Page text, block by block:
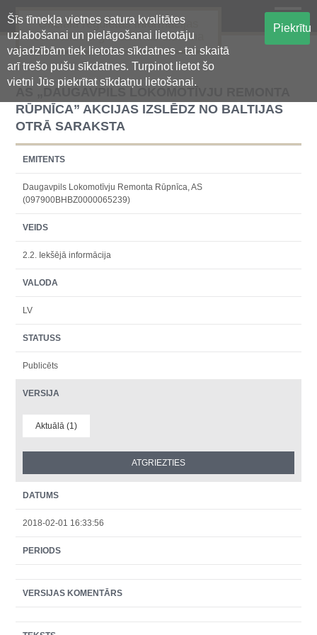
Šīs tīmekļa vietnes satura kvalitātes
uzlabošanai un pielāgošanai lietotāju
vajadzībām tiek lietotas sīkdatnes - tai skaitā
arī trešo pušu sīkdatnes. Turpinot lietot šo
vietni Jūs piekrītat sīkdatņu lietošanai.
Piekrītu
Oficiālā regulētās informācijas
centralizētā glabāšanas sistēma
AS „DAUGAVPILS LOKOMOTĪVJU REMONTA
RŪPNĪCA” AKCIJAS IZSLĒDZ NO BALTIJAS
OTRĀ SARAKSTA
EMITENTS
Daugavpils Lokomotīvju Remonta Rūpnīca, AS
(097900BHBZ0000065239)
VEIDS
2.2. Iekšējā informācija
VALODA
LV
STATUSS
Publicēts
VERSIJA
Aktuālā (1)
DATUMS
2018-02-01 16:33:56
PERIODS
VERSIJAS KOMENTĀRS